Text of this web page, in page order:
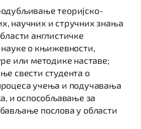
теоријско-
научних и стручних знања
англистичке
науке о књижевности,
или методике наставе;
свести студента о
учења и подучавања
и оспособљавање за
послова у области